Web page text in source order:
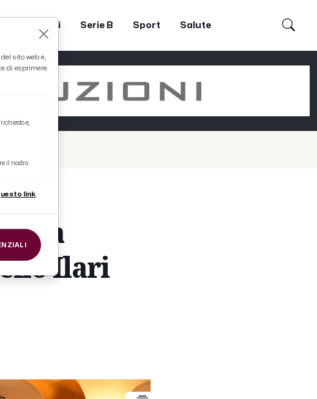
Teodori Serie B Sport Salute
a
Ilari
sito web e,
di esprimere
e,
il nostro
link.